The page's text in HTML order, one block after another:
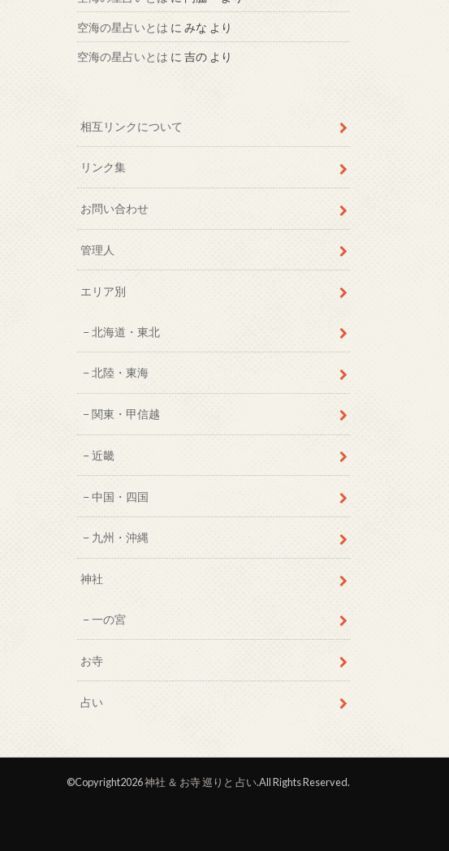
空海の星占いとは に みな より
空海の星占いとは に 吉の より
相互リンクについて
リンク集
お問い合わせ
管理人
エリア別
北海道・東北
北陸・東海
関東・甲信越
近畿
中国・四国
九州・沖縄
神社
一の宮
お寺
占い
©Copyright2026神社 ＆ お寺 巡りと 占い.All Rights Reserved.